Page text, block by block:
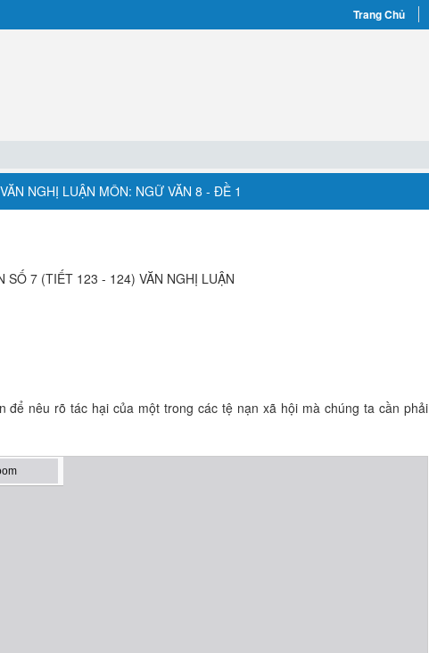
Trang Chủ
NGHỊ LUẬN MÔN: NGỮ VĂN 8 - ĐỀ 1
SỐ 7 (TIẾT 123 - 124) VĂN NGHỊ LUẬN
để nêu rõ tác hại của một trong các tệ nạn xã hội mà chúng ta cần phải